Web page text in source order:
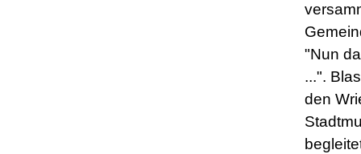
"Nun
...".
den